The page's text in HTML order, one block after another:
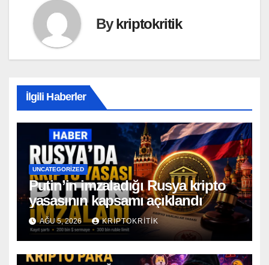
Bykriptokritik
İlgili Haberler
UNCATEGORIZED
Putin’in imzaladığı Rusya kripto
yasasının kapsamı açıklandı
AĞU 5, 2026 KRIPTOKRITIK